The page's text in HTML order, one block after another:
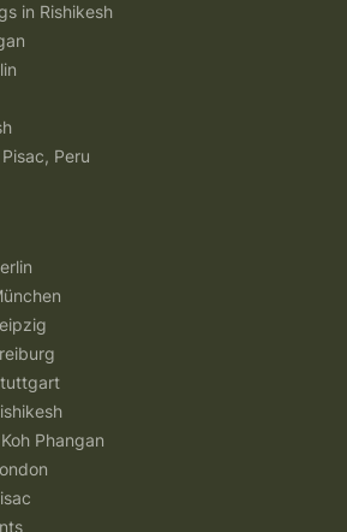
in Rishikesh
Peru
Phangan